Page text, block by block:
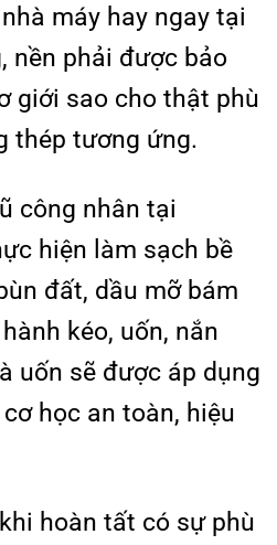
máy hay ngay tại
nền phải được bảo
giới sao cho thật phù
thép tương ứng.
công nhân tại
hiện làm sạch bề
đất, dầu mỡ bám
kéo, uốn, nắn
uốn sẽ được áp dụng
học an toàn, hiệu
hoàn tất có sự phù